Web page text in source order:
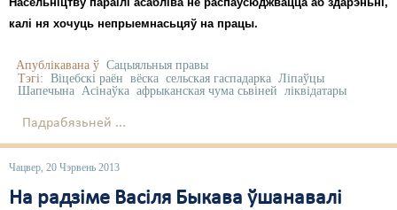
калі ня хочуць непрыемнасьцяў на працы.
Апублікавана ў Сацыяльныя правы
Тэгі: Віцебскі раён вёска сельская гаспадарка Ліпаўцы
Шапечына Асінаўка афрыканская чума сьвіней ліквідатары
Падрабязьней ...
Чацвер, 20 Чэрвень 2013
На радзіме Васіля Быкава ўшанавалі